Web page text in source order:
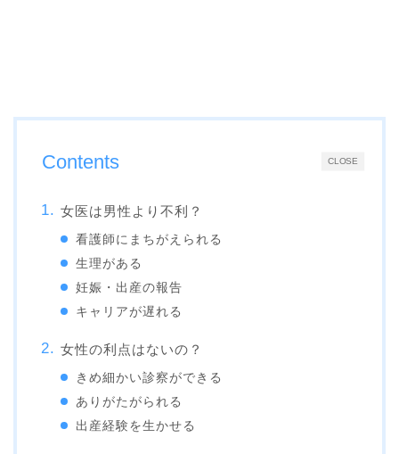
CLOSE
Contents
女医は男性より不利？
看護師にまちがえられる
生理がある
妊娠・出産の報告
キャリアが遅れる
女性の利点はないの？
きめ細かい診察ができる
ありがたがられる
出産経験を生かせる